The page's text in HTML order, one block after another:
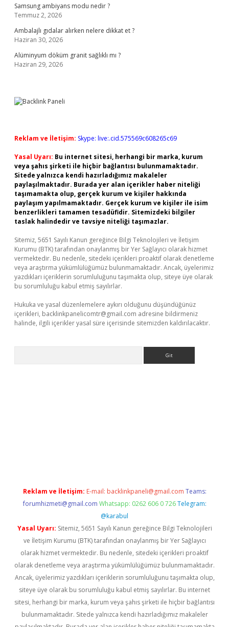
Samsung ambiyans modu nedir ?
Temmuz 2, 2026
Ambalajlı gıdalar alırken nelere dikkat et ?
Haziran 30, 2026
Alüminyum döküm granit sağlıklı mı ?
Haziran 29, 2026
Reklam ve İletişim: Skype: live:.cid.575569c608265c69
Yasal Uyarı: Bu internet sitesi, herhangi bir marka, kurum
veya şahıs şirketi ile hiçbir bağlantısı bulunmamaktadır.
Sitede yalnızca kendi hazırladığımız makaleler
paylaşılmaktadır. Burada yer alan içerikler haber niteliği
taşımamakta olup, gerçek kurum ve kişiler hakkında
paylaşım yapılmamaktadır. Gerçek kurum ve kişiler ile isim
benzerlikleri tamamen tesadüfidir. Sitemizdeki bilgiler
taslak halindedir ve tavsiye niteliği taşımazlar.
Sitemiz, 5651 Sayılı Kanun gereğince Bilgi Teknolojileri ve İletişim
Kurumu (BTK) tarafından onaylanmış bir Yer Sağlayıcı olarak hizmet
vermektedir. Bu nedenle, sitedeki içerikleri proaktif olarak denetleme
veya araştırma yükümlülüğümüz bulunmamaktadır. Ancak, üyelerimiz
yazdıkları içeriklerin sorumluluğunu taşımakta olup, siteye üye olarak
bu sorumluluğu kabul etmiş sayılırlar.
Hukuka ve yasal düzenlemelere aykırı olduğunu düşündüğünüz
içerikleri, backlinkpanelicomtr@gmail.com adresine bildirmeniz
halinde, ilgili içerikler yasal süre içerisinde sitemizden kaldırılacaktır.
Reklam ve İletişim: E-mail: backlinkpaneli@gmail.com Teams:
forumhizmeti@gmail.com Whatsapp: 0262 606 0 726 Telegram:
@karabul
Yasal Uyarı: Sitemiz, 5651 Sayılı Kanun gereğince Bilgi Teknolojileri
ve İletişim Kurumu (BTK) tarafından onaylanmış bir Yer Sağlayıcı
olarak hizmet vermektedir. Bu nedenle, sitedeki içerikleri proaktif
olarak denetleme veya araştırma yükümlülüğümüz bulunmamaktadır.
Ancak, üyelerimiz yazdıkları içeriklerin sorumluluğunu taşımakta olup,
siteye üye olarak bu sorumluluğu kabul etmiş sayılırlar. Bu internet
sitesi, herhangi bir marka, kurum veya şahıs şirketi ile hiçbir bağlantısı
bulunmamaktadır. Sitede yalnızca kendi hazırladığımız makaleler